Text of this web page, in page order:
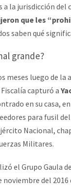
la jurisdicción del
que les
saben qué
grande?
meses luego de
capturó a
en su casa,
para fusil
Nacional,
Militares.
el Grupo Gaula
noviembre del